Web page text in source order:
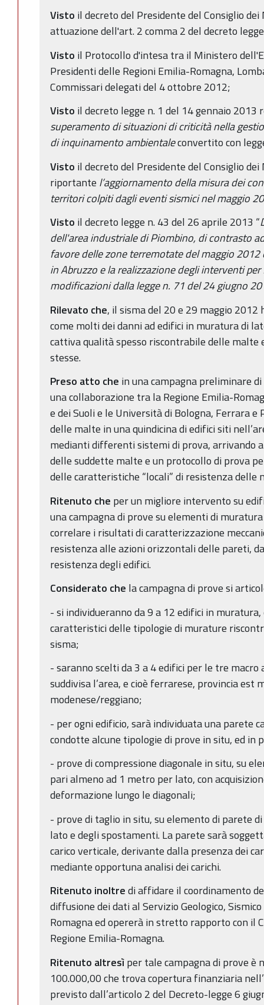
Visto il decreto del Presidente del Consiglio
attuazione dell'art. 2 comma 2 del decreto
Visto il Protocollo d'intesa tra il Ministero
Presidenti delle Regioni Emilia-Romagna,
Commissari delegati del 4 ottobre 2012;
Visto il decreto legge n. 1 del 14 gennaio 2013
superamento di situazioni di criticità nella
di inquinamento ambientaleconvertito con
Visto il decreto del Presidente del Consiglio
riportante l’aggiornamento della misura dei
territori colpiti dagli eventi sismici nel maggio
Visto il decreto legge n. 43 del 26 aprile 2013 “
dell'area industriale di Piombino, di contrasto
favore delle zone terremotate del maggio 2012
in Abruzzo e la realizzazione degli interventi
modificazioni dalla legge n. 71 del 24 giugno
Rilevato che, il sisma del 20 e 29 maggio
come molti dei danni ad edifici in muratura di
cattiva qualità spesso riscontrabile delle
stesse.
Preso atto che in una campagna preliminare
una collaborazione tra la Regione Emilia-
e dei Suoli e le Università di Bologna, Ferrara
delle malte in una quindicina di edifici siti
medianti differenti sistemi di prova, arrivando
delle suddette malte e un protocollo di prova
delle caratteristiche “locali” di resistenza delle
Ritenuto che per un migliore intervento su
una campagna di prove su elementi di
correlare i risultati di caratterizzazione
resistenza alle azioni orizzontali delle pareti,
resistenza degli edifici.
Considerato che la campagna di prove si
- si individueranno da 9 a 12 edifici in
caratteristici delle tipologie di murature
sisma;
- saranno scelti da 3 a 4 edifici per le tre macro
suddivisa l’area, e cioè ferrarese, provincia est
modenese/reggiano;
- per ogni edificio, sarà individuata una parete
condotte alcune tipologie di prove in situ, ed in
- prove di compressione diagonale in situ, su
pari almeno ad 1 metro per lato, con
deformazione lungo le diagonali;
- prove di taglio in situ, su elemento di parete
lato e degli spostamenti. La parete sarà
carico verticale, derivante dalla presenza dei
mediante opportuna analisi dei carichi.
Ritenuto inoltredi affidare il coordinamento
diffusione dei dati al Servizio Geologico,
Romagna ed opererà in stretto rapporto con il
Regione Emilia-Romagna.
Ritenuto altresìper tale campagna di prove è
100.000,00 che trova copertura finanziaria
previsto dall’articolo 2 del Decreto-legge 6